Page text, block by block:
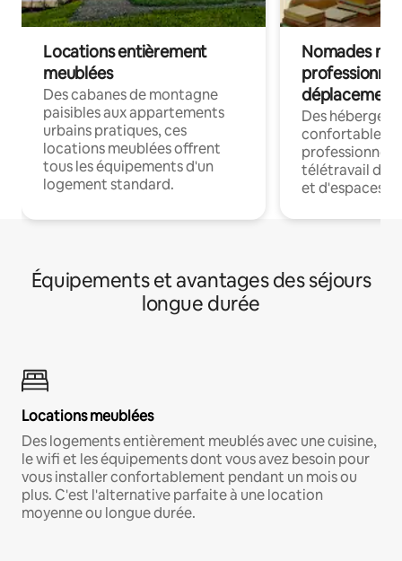
Locations entièrement
meublées
Des cabanes de montagne
paisibles aux appartements
urbains pratiques, ces
locations meublées offrent
tous les équipements d'un
logement standard.
Nomades
déplacement
Des
confortables
professionnels
télétravail
et d'espaces
Équipements et avantages des séjours
longue durée
Locations meublées
Des logements entièrement meublés avec une cuisine,
le wifi et les équipements dont vous avez besoin pour
vous installer confortablement pendant un mois ou
plus. C'est l'alternative parfaite à une location
moyenne ou longue durée.